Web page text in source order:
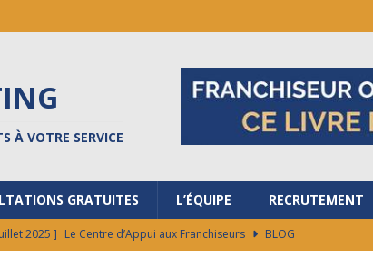
À VOTRE SERVICE
GRATUITES L’ÉQUIPE RECRUTEMENT
2025 ] Le Centre d’Appui aux Franchiseurs
BLOG